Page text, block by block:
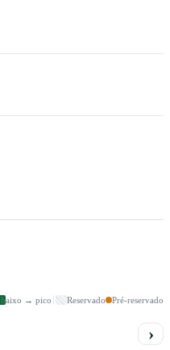
baixo → pico Reservado Pré-reservado
›